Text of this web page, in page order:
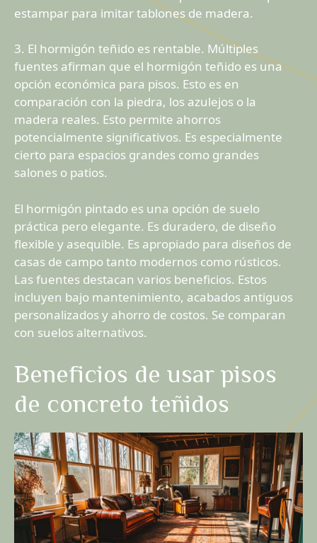
estampar para imitar tablones de madera.
3. El hormigón teñido es rentable. Múltiples
fuentes afirman que el hormigón teñido es una
opción económica para pisos. Esto es en
comparación con la piedra, los azulejos o la
madera reales. Esto permite ahorros
potencialmente significativos. Es especialmente
cierto para espacios grandes como grandes
salones o patios.
El hormigón pintado es una opción de suelo
práctica pero elegante. Es duradero, de diseño
flexible y asequible. Es apropiado para diseños de
casas de campo tanto modernos como rústicos.
Las fuentes destacan varios beneficios. Estos
incluyen bajo mantenimiento, acabados antiguos
personalizados y ahorro de costos. Se comparan
con suelos alternativos.
Beneficios de usar pisos
de concreto teñidos